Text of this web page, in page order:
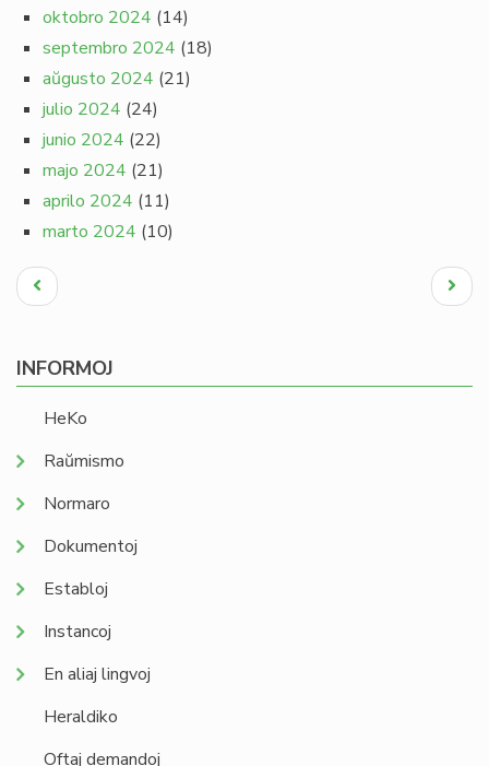
oktobro 2024 (14)
septembro 2024 (18)
aŭgusto 2024 (21)
julio 2024 (24)
junio 2024 (22)
majo 2024 (21)
aprilo 2024 (11)
marto 2024 (10)
Pagination
Antaŭa
paĝo
Next
page
INFORMOJ
HeKo
Raŭmismo
Normaro
Dokumentoj
Establoj
Instancoj
En aliaj lingvoj
Heraldiko
Oftaj demandoj